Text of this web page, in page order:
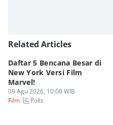
Related Articles
Daftar 5 Bencana Besar di
New York Versi Film
Marvel!
09 Agu 2026, 10:00 WIB
Film
Polls